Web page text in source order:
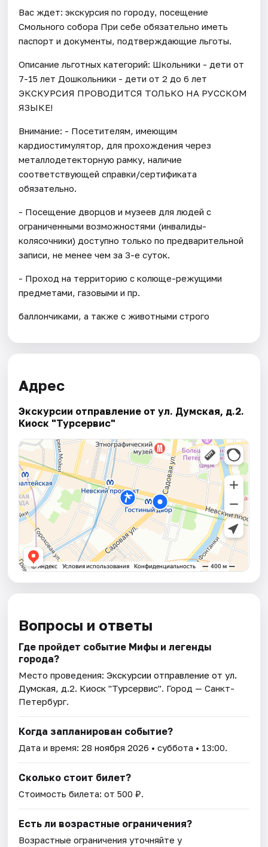
Вас ждет: экскурсия по городу, посещение
Смольного собора При себе обязательно иметь
паспорт и документы, подтверждающие льготы.
Описание льготных категорий: Школьники - дети от
7-15 лет Дошкольники - дети от 2 до 6 лет
ЭКСКУРСИЯ ПРОВОДИТСЯ ТОЛЬКО НА РУССКОМ
ЯЗЫКЕ!
Внимание: - Посетителям, имеющим
кардиостимулятор, для прохождения через
металлодетекторную рамку, наличие
соответствующей справки/сертификата
обязательно.
- Посещение дворцов и музеев для людей с
ограниченными возможностями (инвалиды-
колясочники) доступно только по предварительной
записи, не менее чем за 3-е суток.
- Проход на территорию с колюще-режущими
предметами, газовыми и пр.
баллончиками, а также с животными строго
Адрес
Экскурсии отправление от ул. Думская, д.2.
Киоск "Турсервис"
Вопросы и ответы
Где пройдет событие Мифы и легенды
города?
Место проведения:Экскурсии отправление от ул.
Думская, д.2. Киоск "Турсервис". Город — Санкт-
Петербург.
Когда запланирован событие?
Дата и время:28 ноября 2026 • суббота • 13:00.
Сколько стоит билет?
Стоимость билета: от 500 ₽.
Есть ли возрастные ограничения?
Возрастные ограничения уточняйте у